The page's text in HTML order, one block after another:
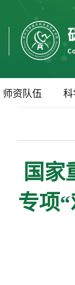
师资队伍 科
国家
专项